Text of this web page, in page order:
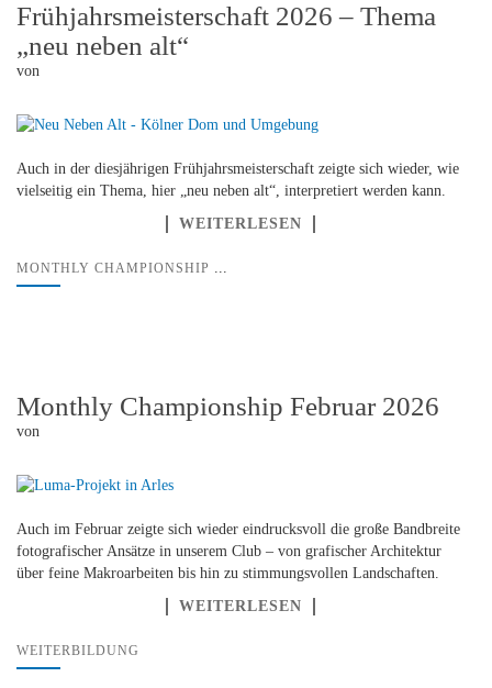
Frühjahrsmeisterschaft 2026 – Thema
„neu neben alt“
von
Auch in der diesjährigen Frühjahrsmeisterschaft zeigte sich wieder, wie
vielseitig ein Thema, hier „neu neben alt“, interpretiert werden kann.
WEITERLESEN
MONTHLY CHAMPIONSHIP ...
Monthly Championship Februar 2026
von
Auch im Februar zeigte sich wieder eindrucksvoll die große Bandbreite
fotografischer Ansätze in unserem Club – von grafischer Architektur
über feine Makroarbeiten bis hin zu stimmungsvollen Landschaften.
WEITERLESEN
WEITERBILDUNG